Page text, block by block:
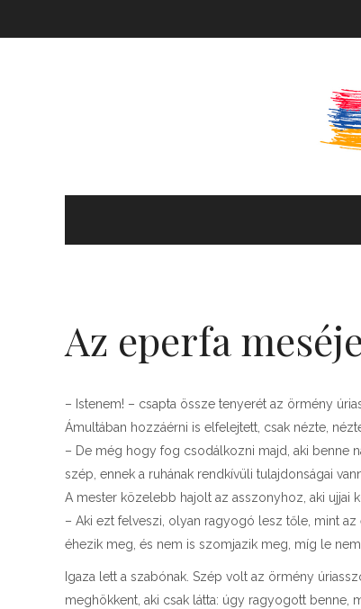
Az eperfa
– Istenem! – csapta össze tenyerét az örmény
Ámultában hozzáérni is elfelejtett, csak nézte,
– De még hogy fog csodálkozni majd, aki benne
szép, ennek a ruhának rendkívüli tulajdonságai
A mester közelebb hajolt az asszonyhoz, aki ujjai
– Aki ezt felveszi, olyan ragyogó lesz tőle, mint
éhezik meg, és nem is szomjazik meg, míg le
Igaza lett a szabónak. Szép volt az örmény
meghökkent, aki csak látta: úgy ragyogott benne,